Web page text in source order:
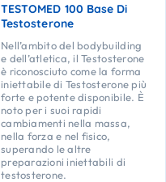
TESTOMED 100 Base Di
Testosterone
Nell’ambito del bodybuilding
e dell’atletica, il Testosterone
è riconosciuto come la forma
iniettabile di Testosterone più
forte e potente disponibile. È
noto per i suoi rapidi
cambiamenti nella massa,
nella forza e nel fisico,
superando le altre
preparazioni iniettabili di
testosterone.